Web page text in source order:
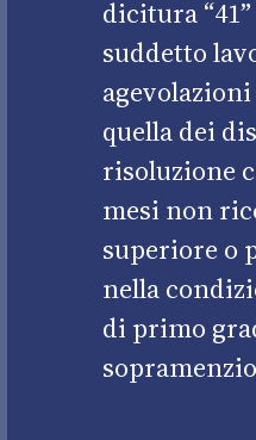
dicitura
suddetto
quella dei
risoluzione
mesi non
superiore o
nella
di primo